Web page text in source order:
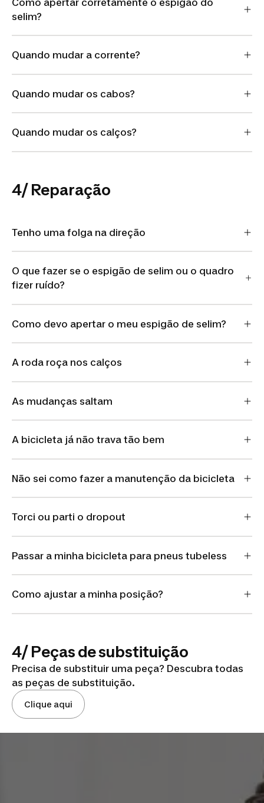
selim?
Quando mudar a corrente?
Quando mudar os cabos?
Quando mudar os calços?
4/ Reparação
Tenho uma folga na direção
O que fazer se o espigão de selim ou o quadro
fizer ruído?
Como devo apertar o meu espigão de selim?
A roda roça nos calços
As mudanças saltam
A bicicleta já não trava tão bem
Não sei como fazer a manutenção da bicicleta
Torci ou parti o dropout
Passar a minha bicicleta para pneus tubeless
Como ajustar a minha posição?
4/ Peças de substituição
Precisa de substituir uma peça? Descubra todas
as peças de substituição.
Clique aqui